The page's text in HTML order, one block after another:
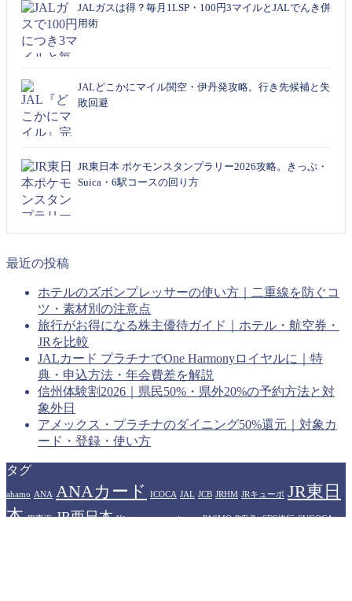
JALガスは得？毎月1LSP・100円3マイルとJALでんき併
用術
JALどこかにマイル関空・伊丹発攻略。行き先候補と失
敗回避
JR東日本 ポケモンスタンプラリー2026攻略。きっぷ・
Suica・6駅コースの回り方
最近の投稿
ホテルのズボンプレッサーの使い方｜二重線を防ぐコ
ツ・素材別の注意点
旅行がお得になる株主優待ガイド｜ホテル・航空券・
JRを比較
JALカード プラチナでOne Harmonyロイヤルに｜特
典・申込方法・年会費差を解説
信州体験割2026｜県民50%・県外20%の予約方法と対
象外日
アメックス・プラチナのダイニング50%還元｜対象カ
ード・登録・使い方
タグ
ahamo ANA ANAカード ICOCA JAL JCB JRHM JRキューポ JR東日
本 JR東海 JR西日本 Kitaca manaca nimoca PASMO PiTaPa SFC修行 SUGOCA